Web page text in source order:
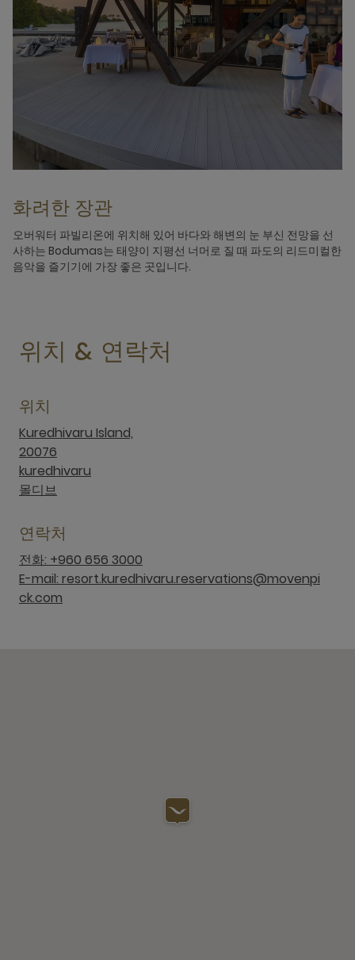
화려한 장관
오버워터 파빌리온에 위치해 있어 바다와 해변의 눈 부신 전망을 선
사하는 Bodumas는 태양이 지평선 너머로 질 때 파도의 리드미컬한
음악을 즐기기에 가장 좋은 곳입니다.
위치 & 연락처
위치
Kuredhivaru Island,
20076
kuredhivaru
몰디브
연락처
전화: +960 656 3000
E-mail: resort.kuredhivaru.reservations@movenpi
ck.com